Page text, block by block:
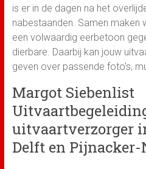
is er in de dagen na het
nabestaanden. Samen maken
een volwaardig eerbetoon
dierbare. Daarbij kan jouw
geven over passende foto’s,
Margot Siebenlist
uitvaartverzorger
Delft en Pijnacker-